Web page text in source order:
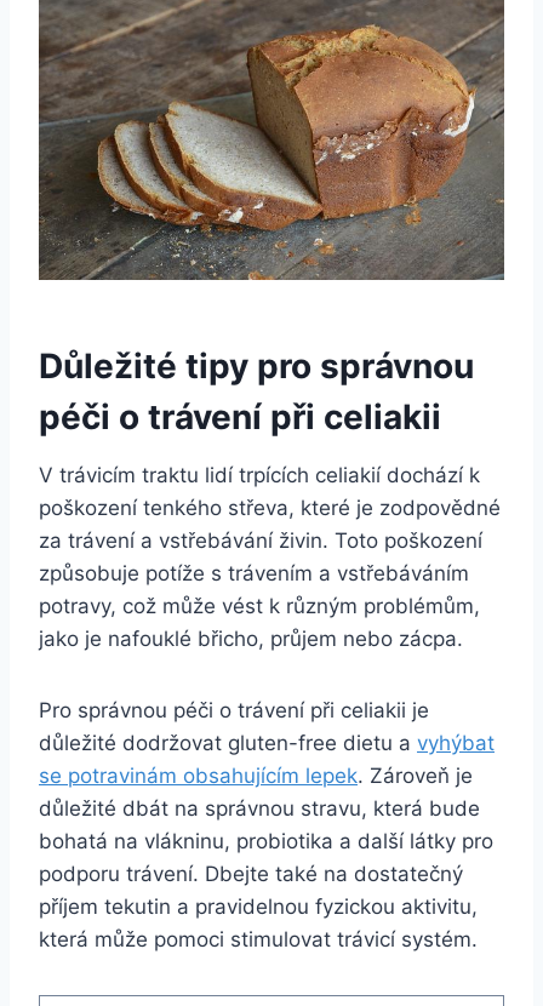
Důležité tipy pro správnou
péči o trávení při celiakii
V trávicím traktu lidí trpících celiakií dochází k
poškození tenkého střeva, které je zodpovědné
za trávení a vstřebávání živin. Toto poškození
způsobuje potíže s trávením a vstřebáváním
potravy, což může vést k různým problémům,
jako je nafouklé břicho, průjem nebo zácpa.
Pro správnou péči o trávení při celiakii je
důležité dodržovat gluten-free dietu a vyhýbat
se potravinám obsahujícím lepek. Zároveň je
důležité dbát na správnou stravu, která bude
bohatá na vlákninu, probiotika a další látky pro
podporu trávení. Dbejte také na dostatečný
příjem tekutin a pravidelnou fyzickou aktivitu,
která může pomoci stimulovat trávicí systém.